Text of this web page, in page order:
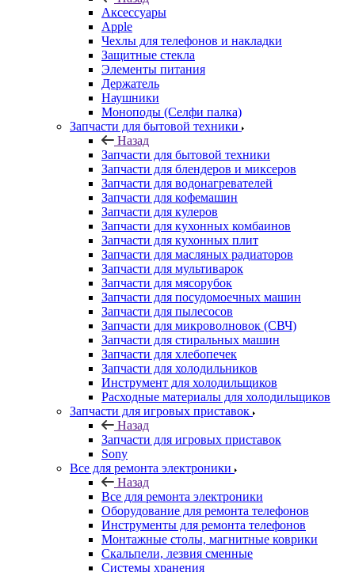
Чехлы для телефонов и накладки
Защитные стекла
Элементы питания
Держатель
Наушники
Моноподы (Селфи палка)
Запчасти для бытовой техники
Назад
Запчасти для бытовой техники
Запчасти для блендеров и миксеров
Запчасти для водонагревателей
Запчасти для кофемашин
Запчасти для кулеров
Запчасти для кухонных комбаинов
Запчасти для кухонных плит
Запчасти для масляных радиаторов
Запчасти для мультиварок
Запчасти для мясорубок
Запчасти для посудомоечных машин
Запчасти для пылесосов
Запчасти для микроволновок (СВЧ)
Запчасти для стиральных машин
Запчасти для хлебопечек
Запчасти для холодильников
Инструмент для холодильщиков
Расходные материалы для холодильщиков
Запчасти для игровых приставок
Назад
Запчасти для игровых приставок
Sony
Все для ремонта электроники
Назад
Все для ремонта электроники
Оборудование для ремонта телефонов
Инструменты для ремонта телефонов
Монтажные столы, магнитные коврики
Скальпели, лезвия сменные
Системы хранения
Скотчи, изолента
Тачскрины